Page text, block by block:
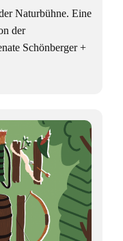
Naturbühne. Eine
der
Schönberger +